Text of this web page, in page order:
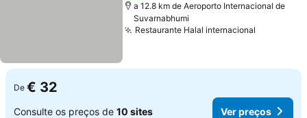
a 12.8 km de Aeroporto Internacional de
Suvarnabhumi
Restaurante Halal internacional
De € 32
Consulte os preços de 10 sites Ver preços